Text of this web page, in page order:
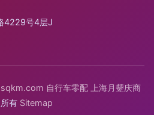
4229号4层J
自行车零配 上海月颦庆商
有 Sitemap